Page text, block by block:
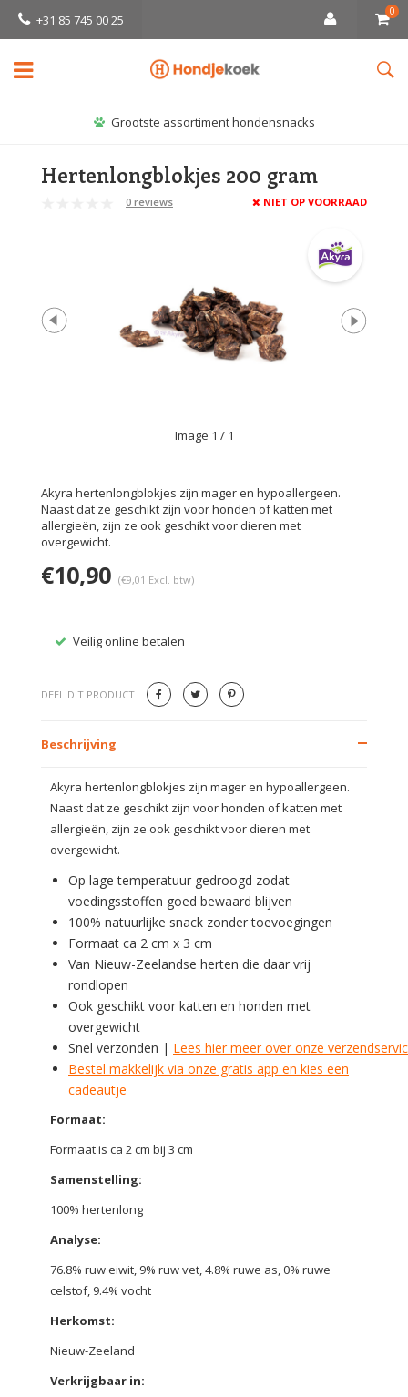
+31 85 745 00 25
0
Grootste assortiment hondensnacks
Hertenlongblokjes 200 gram
0 reviews NIET OP VOORRAAD
Image 1 / 1
Akyra hertenlongblokjes zijn mager en hypoallergeen.
Naast dat ze geschikt zijn voor honden of katten met
allergieën, zijn ze ook geschikt voor dieren met
overgewicht.
€10,90 (€9,01 Excl. btw)
Veilig online betalen
DEEL DIT PRODUCT
Beschrijving
Akyra hertenlongblokjes zijn mager en hypoallergeen.
Naast dat ze geschikt zijn voor honden of katten met
allergieën, zijn ze ook geschikt voor dieren met
overgewicht.
Op lage temperatuur gedroogd zodat
voedingsstoffen goed bewaard blijven
100% natuurlijke snack zonder toevoegingen
Formaat ca 2 cm x 3 cm
Van Nieuw-Zeelandse herten die daar vrij
rondlopen
Ook geschikt voor katten en honden met
overgewicht
Snel verzonden | Lees hier meer over onze
Bestel makkelijk via onze gratis app en kies een
cadeautje
Formaat:
Formaat is ca 2 cm bij 3 cm
Samenstelling:
100% hertenlong
Analyse:
76.8% ruw eiwit, 9% ruw vet, 4.8% ruwe as, 0% ruwe
celstof, 9.4% vocht
Herkomst:
Nieuw-Zeeland
Verkrijgbaar in: